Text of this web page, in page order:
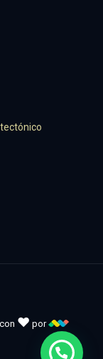
♥ por